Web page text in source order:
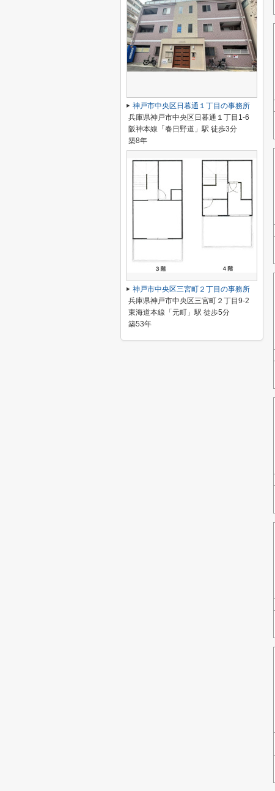
神戸市中央区日暮通１丁目の事務所
兵庫県神戸市中央区日暮通１丁目1-6
阪神本線「春日野道」駅 徒歩3分
築8年
神戸市中央区三宮町２丁目の事務所
兵庫県神戸市中央区三宮町２丁目9-2
東海道本線「元町」駅 徒歩5分
築53年